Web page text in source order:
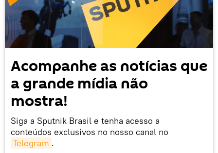
Acompanhe as notícias que
a grande mídia não
mostra!
Siga a Sputnik Brasil e tenha acesso a
conteúdos exclusivos no nosso canal no
Telegram .